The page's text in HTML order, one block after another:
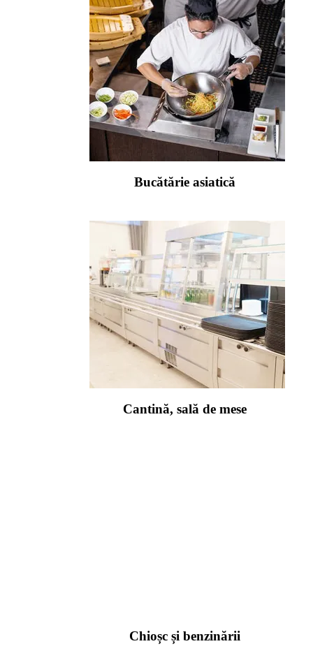
Bucătărie asiatică
Cantină, sală de mese
Chioșc și benzinării